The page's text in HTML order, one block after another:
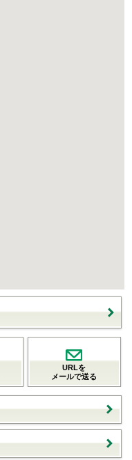
URLを
メールで送る